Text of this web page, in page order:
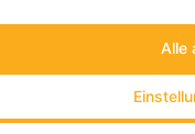
Alle